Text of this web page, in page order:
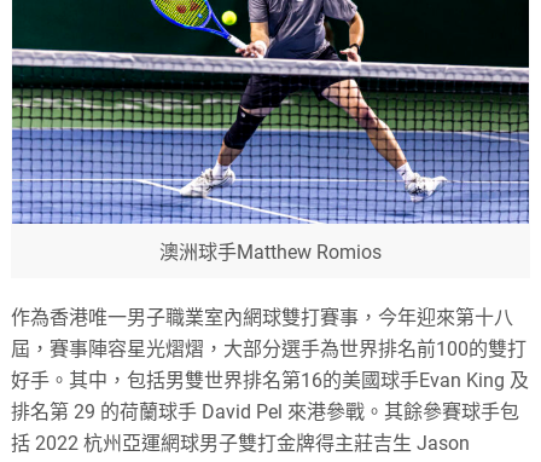
澳洲球手Matthew Romios
作為香港唯一男子職業室內網球雙打賽事，今年迎來第十八
屆，賽事陣容星光熠熠，大部分選手為世界排名前100的雙打
好手。其中，包括男雙世界排名第16的美國球手Evan King 及
排名第 29 的荷蘭球手 David Pel 來港參戰。其餘參賽球手包
括 2022 杭州亞運網球男子雙打金牌得主莊吉生 Jason